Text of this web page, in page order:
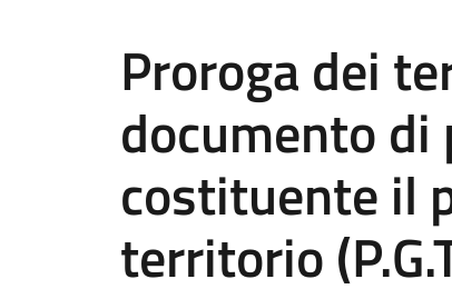
Proroga dei
documento
costituente il
territorio